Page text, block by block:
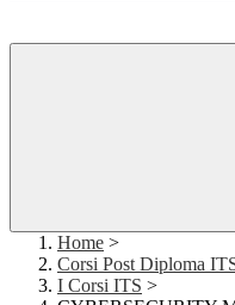
Home >
Corsi Post Diploma
I Corsi ITS >